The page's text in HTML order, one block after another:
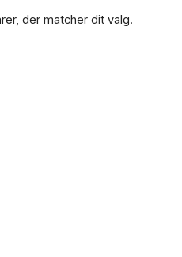
der matcher dit valg.